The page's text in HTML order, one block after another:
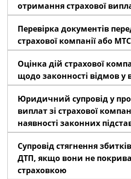
отримання страхової
Перевірка документів
страхової компанії або
Оцінка дій страхової
щодо законності відмов у
Юридичний супровід у
виплат зі страхової
наявності законних
Супровід стягнення
ДТП, якщо вони не
страховкою